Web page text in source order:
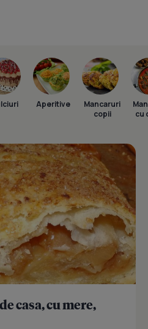
Aperitive
Mancaruri
copii
cu
casa, cu mere,